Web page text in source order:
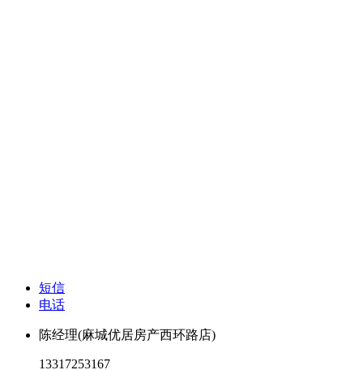
短信
电话
陈经理(麻城优居房产西环路店)
13317253167